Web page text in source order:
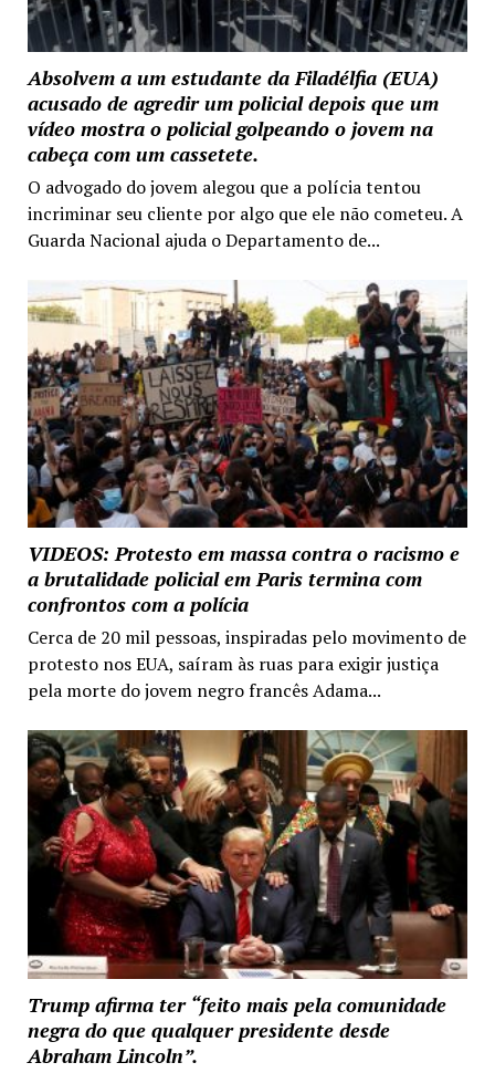
Absolvem a um estudante da Filadélfia (EUA)
acusado de agredir um policial depois que um
vídeo mostra o policial golpeando o jovem na
cabeça com um cassetete.
O advogado do jovem alegou que a polícia tentou
incriminar seu cliente por algo que ele não cometeu. A
Guarda Nacional ajuda o Departamento de...
VIDEOS: Protesto em massa contra o racismo e
a brutalidade policial em Paris termina com
confrontos com a polícia
Cerca de 20 mil pessoas, inspiradas pelo movimento de
protesto nos EUA, saíram às ruas para exigir justiça
pela morte do jovem negro francês Adama...
Trump afirma ter “feito mais pela comunidade
negra do que qualquer presidente desde
Abraham Lincoln”.